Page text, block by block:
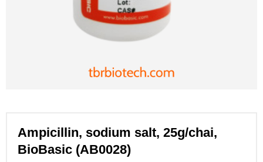
Ampicillin, sodium salt, 25g/chai,
BioBasic (AB0028)